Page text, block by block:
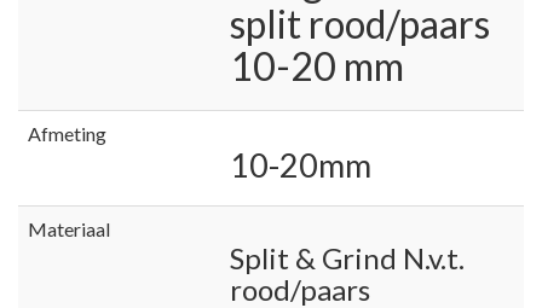
split rood/paars
10-20 mm
Afmeting
10-20mm
Materiaal
Split & Grind N.v.t.
rood/paars